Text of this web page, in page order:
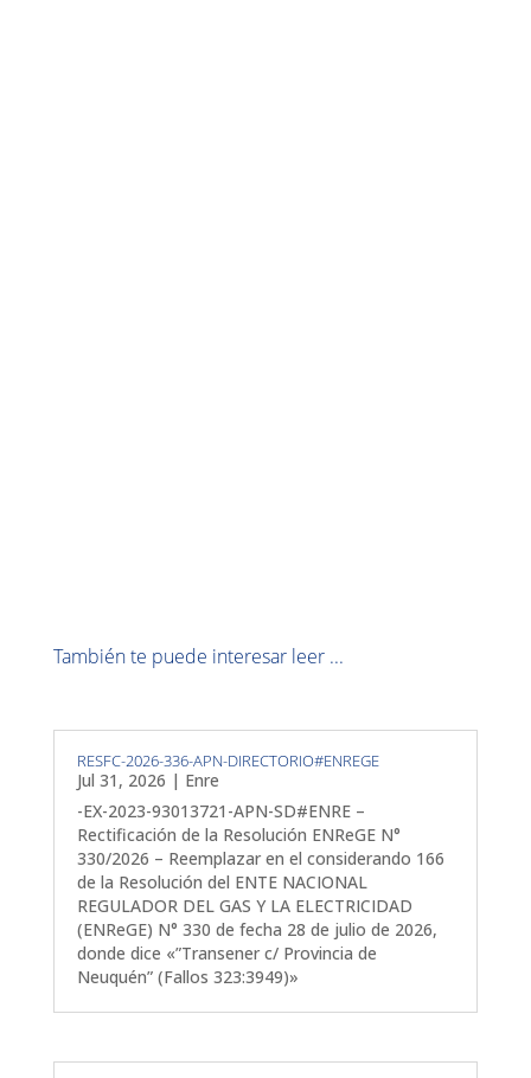
También te puede interesar leer ...
RESFC-2026-336-APN-DIRECTORIO#ENREGE
Jul 31, 2026 | Enre
-EX-2023-93013721-APN-SD#ENRE –
Rectificación de la Resolución ENReGE N°
330/2026 – Reemplazar en el considerando 166
de la Resolución del ENTE NACIONAL
REGULADOR DEL GAS Y LA ELECTRICIDAD
(ENReGE) N° 330 de fecha 28 de julio de 2026,
donde dice «”Transener c/ Provincia de
Neuquén” (Fallos 323:3949)»